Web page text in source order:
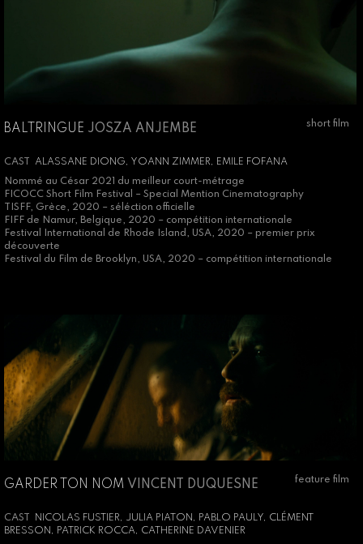
BALTRINGUE JOSZA ANJEMBE short film
CAST
ALASSANE DIONG, YOANN ZIMMER, EMILE FOFANA
Nommé au César 2021 du meilleur court-métrage
FICOCC Short Film Festival – Special Mention Cinematography
TISFF, Grèce, 2020 – séléction officielle
FIFF de Namur, Belgique, 2020 – compétition internationale
Festival International de Rhode Island, USA, 2020 – premier prix
découverte
Festival du Film de Brooklyn, USA, 2020 – compétition internationale
GARDER TON NOM VINCENT DUQUESNE feature film
CAST
NICOLAS FUSTIER, JULIA PIATON, PABLO PAULY, CLÉMENT
BRESSON, PATRICK ROCCA, CATHERINE DAVENIER